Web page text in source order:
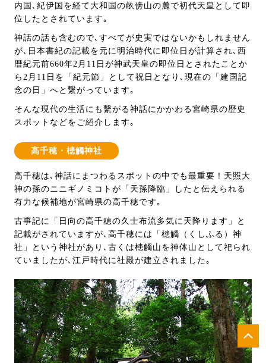
内国､紀伊国を経て大和国の畝傍山の麓で初代天皇として即
位したとされています｡
神話の話も含むので､すべてが史実ではないかもしれません
が､日本書紀の記載を元に明治時代に即位日が計算され､西
暦紀元前660年2月11日が神武天皇の即位日とされたことか
ら2月11日を「紀元節」として祝日となり､現在の「建国記
念の日」へと繋がっています｡
そんな現代の生活にも繫がる神話にかかわる宮崎県の歴史
スポットなどをご紹介します｡
高千穂・槵觸神社
高千穂は､神話にまつわるスポットの中でも最重要！天照大
神の孫のニニギノミコトが「天孫降臨」したと伝えられる
有力な候補地が宮崎県の高千穂です｡
古事記に「日向の高千穂の久士布流多気に天降ります」と
記載がされていますが､高千穂には「槵觸（くしふる）神
社」という神社があり､古くは槵觸山を神体山として祀られ
ていましたが､江戸時代に社殿が建立されました｡